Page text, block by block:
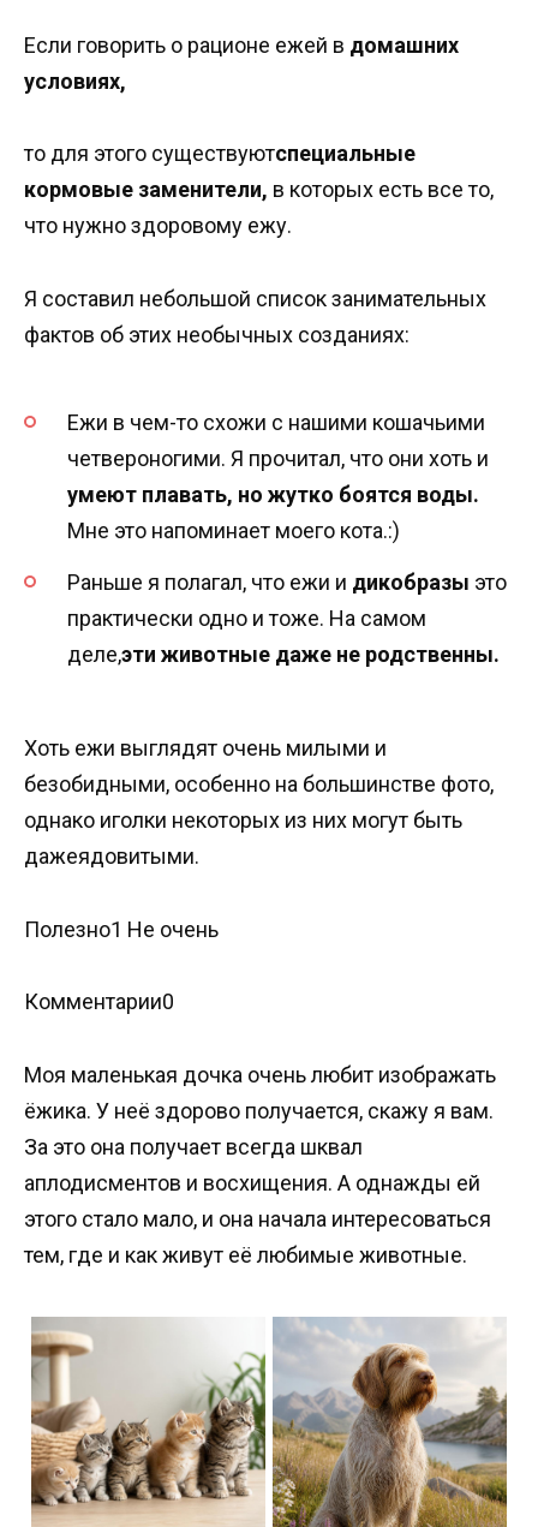
Если говорить о рационе ежей в домашних
условиях,
то для этого существуютспециальные
кормовые заменители, в которых есть все то,
что нужно здоровому ежу.
Я составил небольшой список занимательных
фактов об этих необычных созданиях:
Ежи в чем-то схожи с нашими кошачьими
четвероногими. Я прочитал, что они хоть и
умеют плавать, но жутко боятся воды.
Мне это напоминает моего кота.:)
Раньше я полагал, что ежи и дикобразы это
практически одно и тоже. На самом
деле,эти животные даже не родственны.
Хоть ежи выглядят очень милыми и
безобидными, особенно на большинстве фото,
однако иголки некоторых из них могут быть
дажеядовитыми.
Полезно1 Не очень
Комментарии0
Моя маленькая дочка очень любит изображать
ёжика. У неё здорово получается, скажу я вам.
За это она получает всегда шквал
аплодисментов и восхищения. А однажды ей
этого стало мало, и она начала интересоваться
тем, где и как живут её любимые животные.